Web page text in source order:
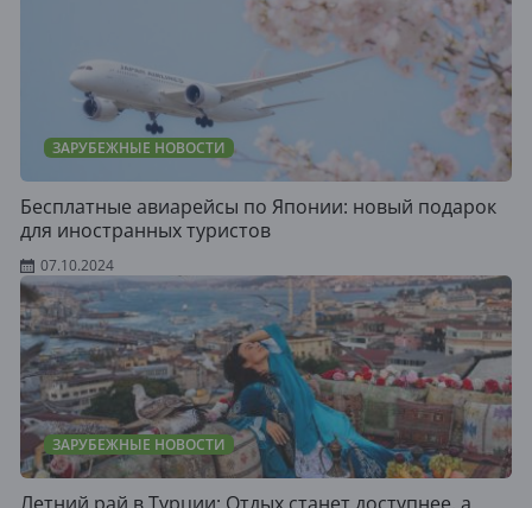
ЗАРУБЕЖНЫЕ НОВОСТИ
Бесплатные авиарейсы по Японии: новый подарок
для иностранных туристов
07.10.2024
ЗАРУБЕЖНЫЕ НОВОСТИ